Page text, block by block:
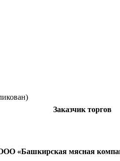
Заказчик торгов
«Башкирская мясная